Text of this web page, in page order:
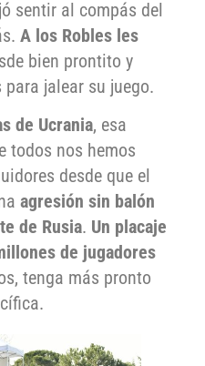
sentir al compás del
A los Robles les
bien prontito y
jalear su juego.
de Ucrania, esa
todos nos hemos
desde que el
agresión sin balón
de Rusia. Un placaje
de jugadores
tenga más pronto